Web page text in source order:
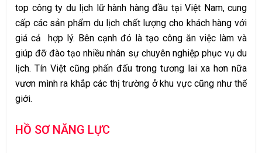
top công ty du lịch lữ hành hàng đầu tại Việt Nam, cung
cấp các sản phẩm du lịch chất lượng cho khách hàng với
giá cả hợp lý. Bên cạnh đó là tạo công ăn việc làm và
giúp đỡ đào tạo nhiều nhân sự chuyên nghiệp phục vụ du
lịch. Tín Việt cũng phấn đấu trong tương lai xa hơn nữa
vươn mình ra khắp các thị trường ở khu vực cũng như thế
giới.
HỒ SƠ NĂNG LỰC